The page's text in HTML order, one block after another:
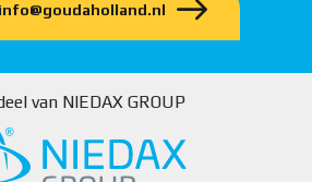
van NIEDAX GROUP